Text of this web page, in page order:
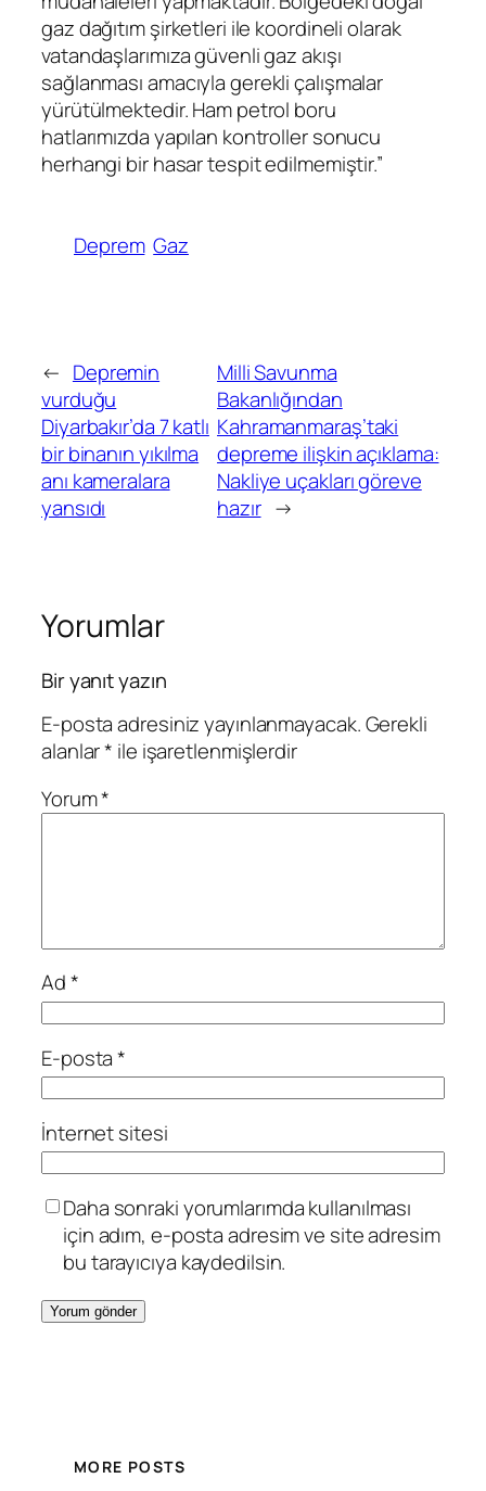
gaz dağıtım şirketleri ile koordineli olarak
vatandaşlarımıza güvenli gaz akışı
sağlanması amacıyla gerekli çalışmalar
yürütülmektedir. Ham petrol boru
hatlarımızda yapılan kontroller sonucu
herhangi bir hasar tespit edilmemiştir.”
Deprem Gaz
← Depremin
vurduğu
Diyarbakır’da 7 katlı
bir binanın yıkılma
anı kameralara
yansıdı
Milli Savunma
Bakanlığından
Kahramanmaraş’taki
depreme ilişkin açıklama:
Nakliye uçakları göreve
hazır →
Yorumlar
Bir yanıt yazın
E-posta adresiniz yayınlanmayacak.Gerekli
alanlar* ile işaretlenmişlerdir
Yorum*
Ad*
E-posta*
İnternet sitesi
Daha sonraki yorumlarımda kullanılması
için adım, e-posta adresim ve site adresim
bu tarayıcıya kaydedilsin.
MORE POSTS